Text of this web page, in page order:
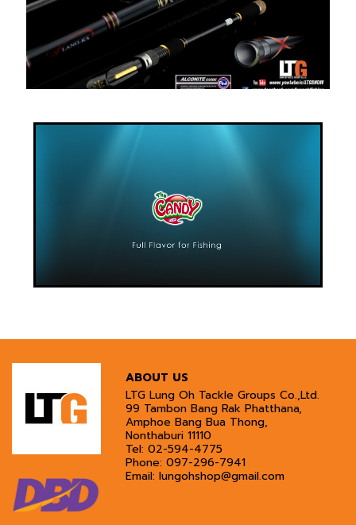
ABOUT US
LTG Lung Oh Tackle Groups Co.,Ltd.
99 Tambon Bang Rak Phatthana,
Amphoe Bang Bua Thong,
Nonthaburi 11110
Tel: 02-594-4775
Phone: 097-296-7941
Email: lungohshop@gmail.com